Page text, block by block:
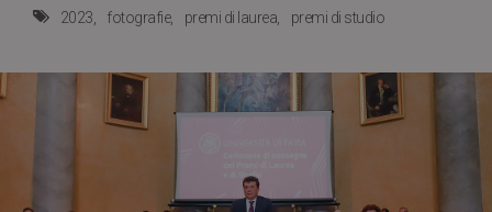
2023 fotografie premi di laurea premi di studio